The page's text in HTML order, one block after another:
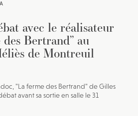
avec le réalisateur
Bertrand” au
de Montreuil
"La ferme des Bertrand" de Gilles
avant sa sortie en salle le 31